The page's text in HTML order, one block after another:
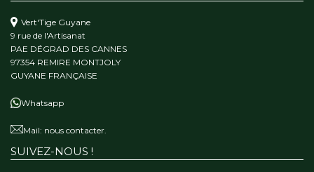
Vert'Tige Guyane
9 rue de l'Artisanat
PAE DÉGRAD DES CANNES
97354 REMIRE MONTJOLY
GUYANE FRANÇAISE
Whatsapp
Mail: nous contacter.
SUIVEZ-NOUS !